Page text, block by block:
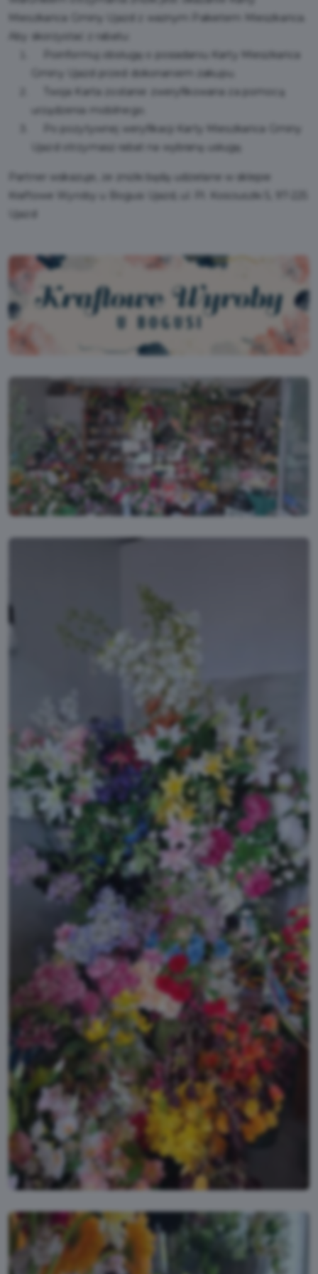
Mieszkańca Gminy Ujazd z ważnym Pakietem Mieszkańca.
Aby skorzystać z rabatu:
Poinformuj obsługę o posiadaniu Karty Mieszkańca
Gminy Ujazd przed dokonaniem zakupu.
Twoja Karta zostanie zweryfikowana za pomocą
urządzenia mobilnego.
Po pozytywnej weryfikacji Karty Mieszkańca Gminy
Ujazd otrzymasz rabat na wybraną usługę.
Partner wskazuje, że zniżki będą udzielane w sklepie
Kraftowe Wyroby u Bogusi Ujazd, ul. Pl. Kościuszki 5, 97-225
Ujazd